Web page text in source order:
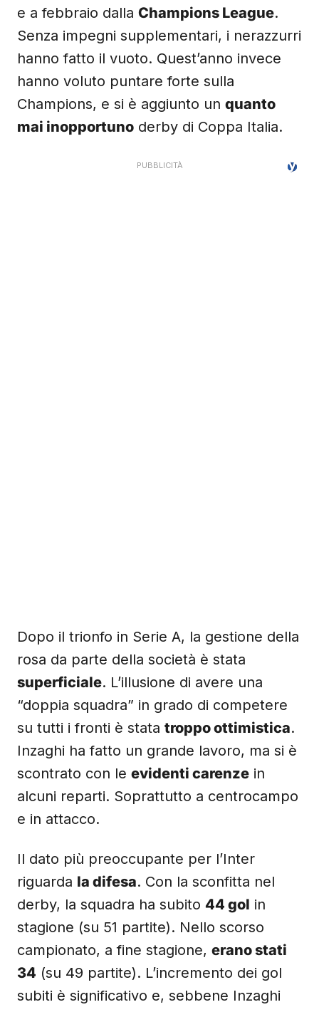
e a febbraio dalla Champions League.
Senza impegni supplementari, i nerazzurri
hanno fatto il vuoto. Quest’anno invece
hanno voluto puntare forte sulla
Champions, e si è aggiunto un quanto
mai inopportuno derby di Coppa Italia.
Dopo il trionfo in Serie A, la gestione della
rosa da parte della società è stata
superficiale. L’illusione di avere una
“doppia squadra” in grado di competere
su tutti i fronti è stata troppo ottimistica.
Inzaghi ha fatto un grande lavoro, ma si è
scontrato con le evidenti carenze in
alcuni reparti. Soprattutto a centrocampo
e in attacco.
Il dato più preoccupante per l’Inter
riguarda la difesa. Con la sconfitta nel
derby, la squadra ha subito 44 gol in
stagione (su 51 partite). Nello scorso
campionato, a fine stagione, erano stati
34 (su 49 partite). L’incremento dei gol
subiti è significativo e, sebbene Inzaghi